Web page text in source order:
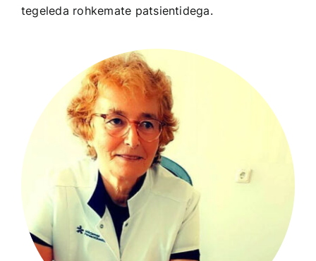
tegeleda rohkemate patsientidega.